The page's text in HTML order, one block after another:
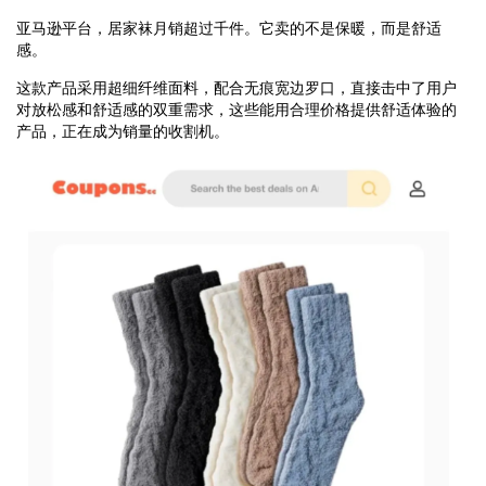
亚马逊平台，居家袜月销超过千件。它卖的不是保暖，而是舒适
感。
这款产品采用超细纤维面料，配合无痕宽边罗口，直接击中了用户
对放松感和舒适感的双重需求，这些能用合理价格提供舒适体验的
产品，正在成为销量的收割机。